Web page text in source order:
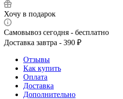
Хочу в подарок
Самовывоз сегодня - бесплатно
Доставка завтра - 390 ₽
Отзывы
Как купить
Оплата
Доставка
Дополнительно